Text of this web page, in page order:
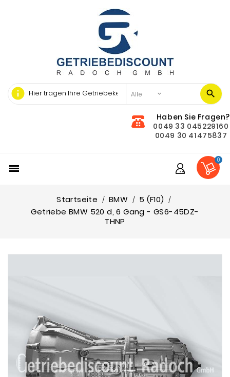
info
Haben Sie Fragen?
0049 33 045229160
0049 30 41475837

0
Startseite BMW
5 (F10)
Getriebe BMW 520 d, 6 Gang - GS6-45DZ-
THNP